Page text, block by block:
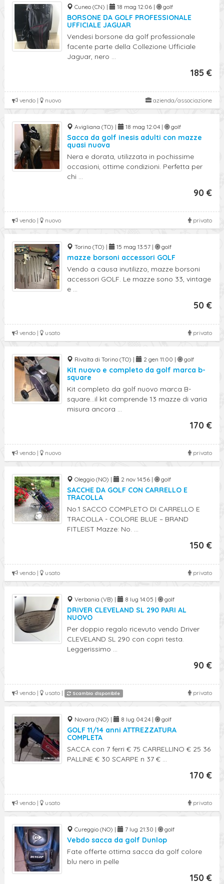
Cuneo (CN) | 18 mag 12:06 | golf
BORSONE DA GOLF PROFESSIONALE
UFFICIALE JAGUAR
Vendesi borsone da golf professionale
facente parte della Collezione Ufficiale
Jaguar, nero ...
185 €
azienda/associazione
vendo | nuovo
Avigliana (TO) | 18 mag 12:04 | golf
Sacca da golf inesis adulti con mazze
quasi nuova
Nera e dorata, utilizzata in pochissime
occasioni, ottime condizioni. Perfetta per
chi ...
90 €
privato
vendo | nuovo
Torino (TO) | 15 mag 13:57 | golf
mazze borsoni accessori GOLF
Vendo a causa inutilizzo, mazze borsoni
accessori GOLF. Le mazze sono 33, vintage
e ...
50 €
privato
vendo | usato
Rivalta di Torino (TO) | 2 gen 11:00 | golf
Kit nuovo e completo da golf marca b-
square
Kit completo da golf nuovo marca B-
square...il kit comprende 13 mazze di varia
misura ancora ...
170 €
privato
vendo | nuovo
Oleggio (NO) | 2 nov 14:56 | golf
SACCHE DA GOLF CON CARRELLO E
TRACOLLA
No.1 SACCO COMPLETO DI CARRELLO E
TRACOLLA - COLORE BLUE – BRAND
FITLEIST Mazze: No. ...
150 €
privato
vendo | usato
Verbania (VB) | 8 lug 14:05 | golf
DRIVER CLEVELAND SL 290 PARI AL
NUOVO
Per doppio regalo ricevuto vendo Driver
CLEVELAND SL 290 con copri testa.
Leggerissimo ...
90 €
privato
vendo | usato | Scambio disponibile
Novara (NO) | 8 lug 04:24 | golf
GOLF 11/14 anni ATTREZZATURA
COMPLETA
SACCA con 7 ferri € 75 CARRELLINO € 25 36
PALLINE € 30 SCARPE n 37 € ...
170 €
privato
vendo | usato
Cureggio (NO) | 7 lug 21:30 | golf
Vebdo sacca da golf Dunlop
Fate offerte ottima sacca da golf colore
blu nero in pelle
150 €